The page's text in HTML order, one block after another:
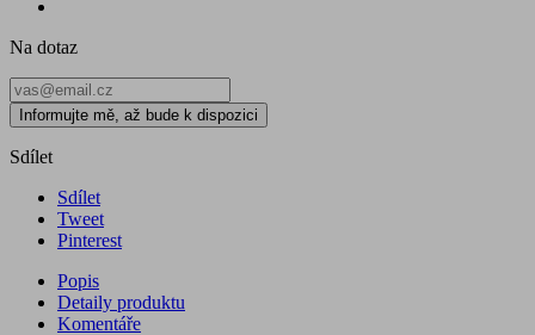
Na dotaz
Informujte mě, až bude k dispozici
Sdílet
Sdílet
Tweet
Pinterest
Popis
Detaily produktu
Komentáře